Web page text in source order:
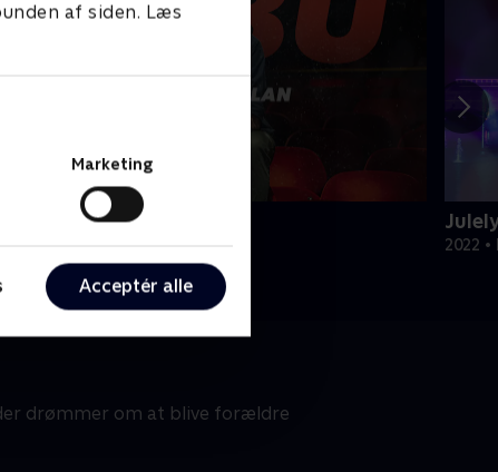
af siden. Læs
Marketing
Acceptér alle
- med Rune Klan
• 3 sæsoner 2022
drømmer om at blive forældre